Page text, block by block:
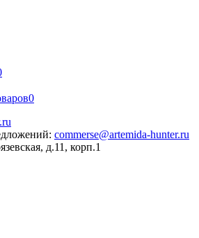
0
commerse@artemida-hunter.ru
д.11, корп.1